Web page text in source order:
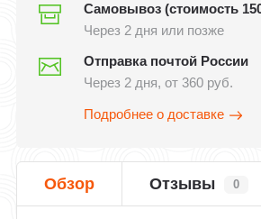
Самовывоз (стоимость
Через 2 дня или позже
Отправка почтой России
Через 2 дня, от 360 руб.
Подробнее о доставке
Обзор Отзывы 0